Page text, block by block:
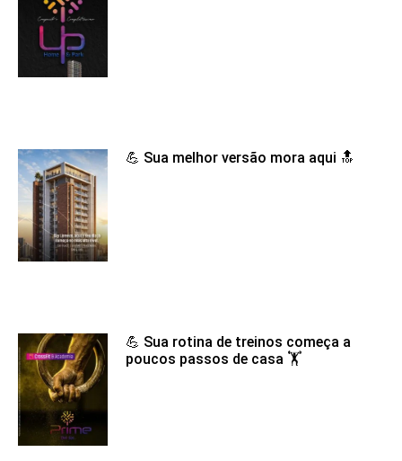
💪 Sua melhor versão mora aqui 🔝
💪 Sua rotina de treinos começa a
poucos passos de casa 🏋️